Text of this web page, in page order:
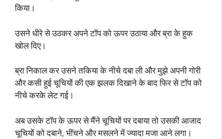
किया।
उसने धीरे से उठकर अपने टॉप को ऊपर उठाया और ब्रा के हुक
खोल दिए।
ब्रा निकाल कर उसने तकिया के नीचे दबा ली और मुझे अपनी गोरी
और कसी हुई चूचियों की एक झलक दिखाने के बाद फिर से टॉप को
नीचे करके लेट गई।
अब उसके टॉप के ऊपर से मैंने चूचियों पर दबाया तो उसकी आजाद
चूचियों को दबाने, भींचने और मसलने में ज्यादा मजा आने लगा।